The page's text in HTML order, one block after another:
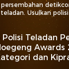
Usulkan
Polisi Teladan
Awards
dan